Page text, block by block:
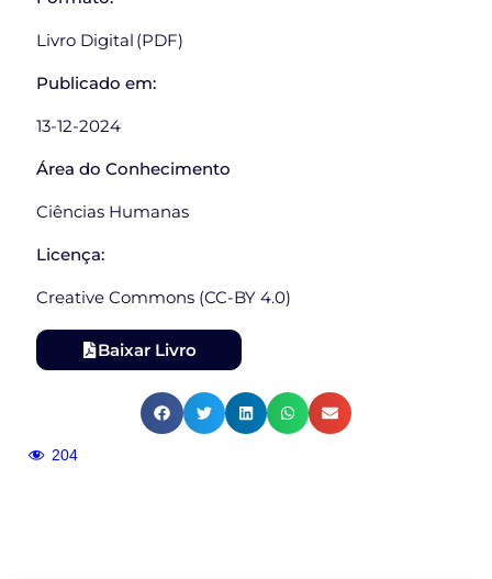
Livro Digital (PDF)
Publicado em:
13-12-2024
Área do Conhecimento
Ciências Humanas
Licença:
Creative Commons (CC-BY 4.0)
Baixar Livro
204